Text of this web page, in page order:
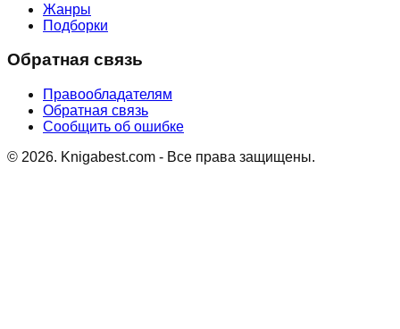
Жанры
Подборки
Обратная связь
Правообладателям
Обратная связь
Сообщить об ошибке
© 2026. Knigabest.com - Все права защищены.